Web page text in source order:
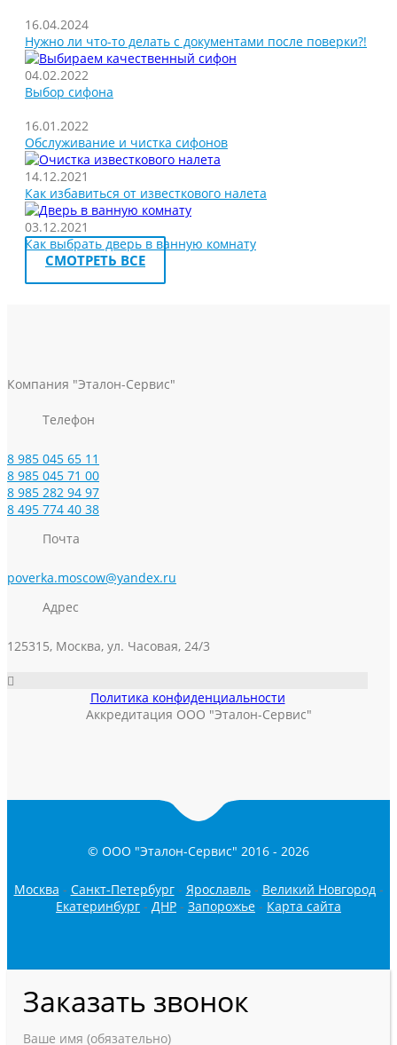
16.04.2024
Нужно ли что-то делать с документами после поверки?!
04.02.2022
Выбор сифона
16.01.2022
Обслуживание и чистка сифонов
14.12.2021
Как избавиться от известкового налета
03.12.2021
Как выбрать дверь в ванную комнату
СМОТРЕТЬ ВСЕ
Компания "Эталон-Сервис"
Телефон
8 985 045 65 11
8 985 045 71 00
8 985 282 94 97
8 495 774 40 38
Почта
poverka.moscow@yandex.ru
Адрес
125315, Москва, ул. Часовая, 24/3
Политика конфиденциальности
Аккредитация ООО "Эталон-Сервис"
© ООО "Эталон-Сервис" 2016 - 2026
Москва - Санкт-Петербург- Ярославль- Великий Новгород-
Екатеринбург - ДНР - Запорожье - Карта сайта
Заказать звонок
Ваше имя (обязательно)